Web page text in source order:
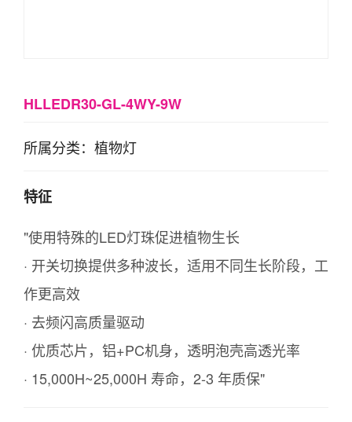
HLLEDR30-GL-4WY-9W
所属分类：植物灯
特征
"使用特殊的LED灯珠促进植物生长
· 开关切换提供多种波长，适用不同生长阶段，工
作更高效
· 去频闪高质量驱动
· 优质芯片，铝+PC机身，透明泡壳高透光率
· 15,000H~25,000H 寿命，2-3 年质保"